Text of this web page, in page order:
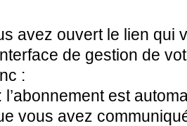
avez ouvert le lien qui
de gestion de
:
est
vous avez